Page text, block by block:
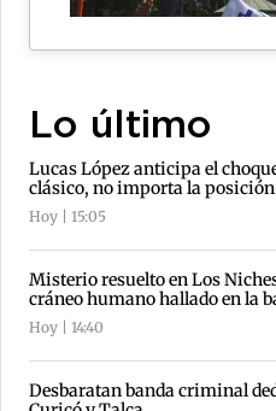
Lo último
Lucas López anticipa el
clásico, no importa la posición
Hoy | 15:05
Misterio resuelto en Los
cráneo humano hallado en la
Hoy | 14:40
Desbaratan banda criminal